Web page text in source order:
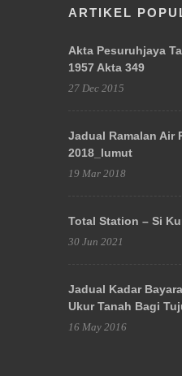
ARTIKEL
Akta Pesuruhjaya
1957 Akta 349
27 Dec 2015
Jadual Ramalan Air
2018_lumut
19 Mar 2018
Total Station – Si
30 Jun 2021
Jadual Kadar
Ukur Tanah Bagi
16 May 2016